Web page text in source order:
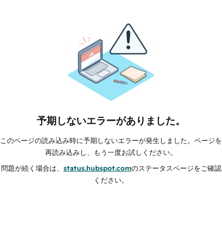
予期しないエラーがありました。
このページの読み込み時に予期しないエラーが発生しました。ページを
再読み込みし、もう一度お試しください。
問題が続く場合は、 status.hubspot.comのステータスページをご確認
ください。